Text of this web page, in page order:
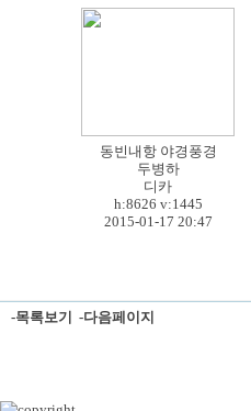
동빈내항 야경풍경
두병하
디카
h:8626 v:1445
2015-01-17 20:47
-목록보기
-다음페이지